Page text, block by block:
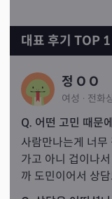
대표 후기 TOP 1
정 O O
여성 · 전화
Q. 어떤 고민 때문
사람만나는게 너
가고 아니 겁이나
까 도민이어서 상